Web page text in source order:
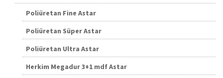
Poliüretan Fine Astar
Poliüretan Süper Astar
Poliüretan Ultra Astar
Herkim Megadur 3+1 mdf Astar